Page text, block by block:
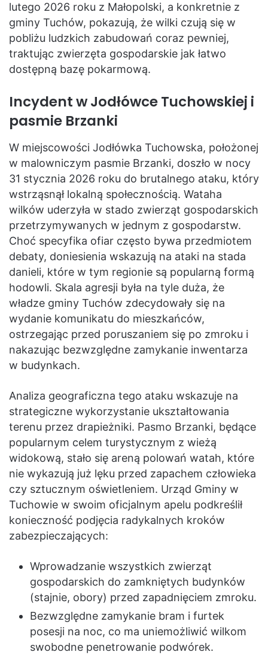
lutego 2026 roku z Małopolski, a konkretnie z
gminy Tuchów, pokazują, że wilki czują się w
pobliżu ludzkich zabudowań coraz pewniej,
traktując zwierzęta gospodarskie jak łatwo
dostępną bazę pokarmową.
Incydent w Jodłówce Tuchowskiej i
pasmie Brzanki
W miejscowości Jodłówka Tuchowska, położonej
w malowniczym pasmie Brzanki, doszło w nocy
31 stycznia 2026 roku do brutalnego ataku, który
wstrząsnął lokalną społecznością. Wataha
wilków uderzyła w stado zwierząt gospodarskich
przetrzymywanych w jednym z gospodarstw.
Choć specyfika ofiar często bywa przedmiotem
debaty, doniesienia wskazują na ataki na stada
danieli, które w tym regionie są popularną formą
hodowli. Skala agresji była na tyle duża, że
władze gminy Tuchów zdecydowały się na
wydanie komunikatu do mieszkańców,
ostrzegając przed poruszaniem się po zmroku i
nakazując bezwzględne zamykanie inwentarza
w budynkach.
Analiza geograficzna tego ataku wskazuje na
strategiczne wykorzystanie ukształtowania
terenu przez drapieżniki. Pasmo Brzanki, będące
popularnym celem turystycznym z wieżą
widokową, stało się areną polowań watah, które
nie wykazują już lęku przed zapachem człowieka
czy sztucznym oświetleniem. Urząd Gminy w
Tuchowie w swoim oficjalnym apelu podkreślił
konieczność podjęcia radykalnych kroków
zabezpieczających:
Wprowadzanie wszystkich zwierząt
gospodarskich do zamkniętych budynków
(stajnie, obory) przed zapadnięciem zmroku.
Bezwzględne zamykanie bram i furtek
posesji na noc, co ma uniemożliwić wilkom
swobodne penetrowanie podwórek.